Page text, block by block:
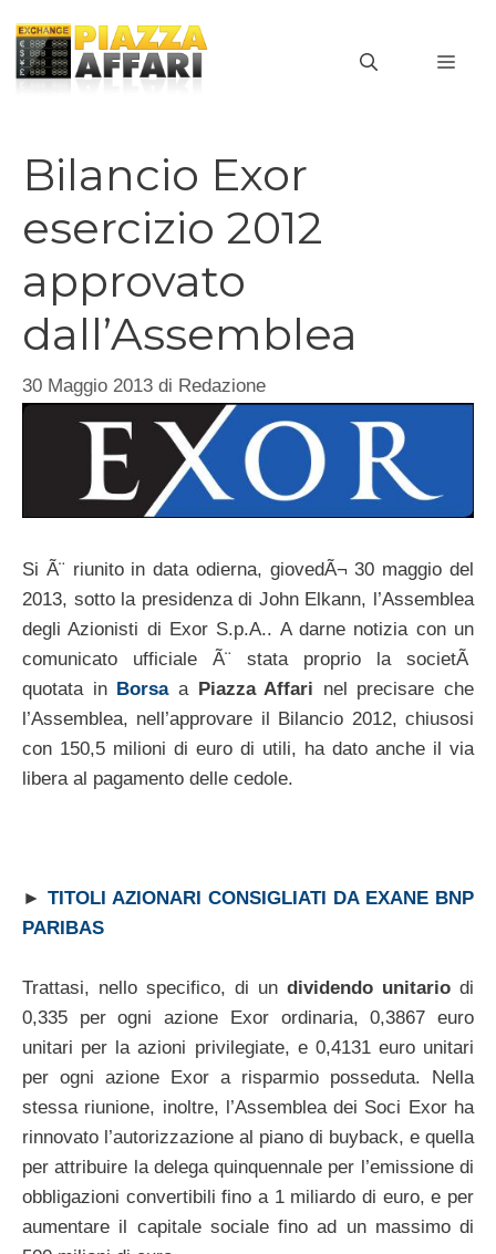
contenuto
Bilancio Exor
esercizio 2012
approvato
dall’Assemblea
30 Maggio 2013 di Redazione
Si Ã¨ riunito in data odierna, giovedÃ¬ 30 maggio del
2013, sotto la presidenza di John Elkann, l’Assemblea
degli Azionisti di Exor S.p.A.. A darne notizia con un
comunicato ufficiale Ã¨ stata proprio la societÃ
quotata in Borsaa Piazza Affari nel precisare che
l’Assemblea, nell’approvare il Bilancio 2012, chiusosi
con 150,5 milioni di euro di utili, ha dato anche il via
libera al pagamento delle cedole.
► TITOLI AZIONARI CONSIGLIATI DA EXANE BNP
PARIBAS
Trattasi, nello specifico, di un dividendo unitario di
0,335 per ogni azione Exor ordinaria, 0,3867 euro
unitari per la azioni privilegiate, e 0,4131 euro unitari
per ogni azione Exor a risparmio posseduta. Nella
stessa riunione, inoltre, l’Assemblea dei Soci Exor ha
rinnovato l’autorizzazione al piano di buyback, e quella
per attribuire la delega quinquennale per l’emissione di
obbligazioni convertibili fino a 1 miliardo di euro, e per
aumentare il capitale sociale fino ad un massimo di